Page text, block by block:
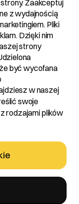
Zaakceptuj
z wydajnością
Pliki
Dzięki nim
strony
być wycofana
w naszej
swoje
rodzajami plików